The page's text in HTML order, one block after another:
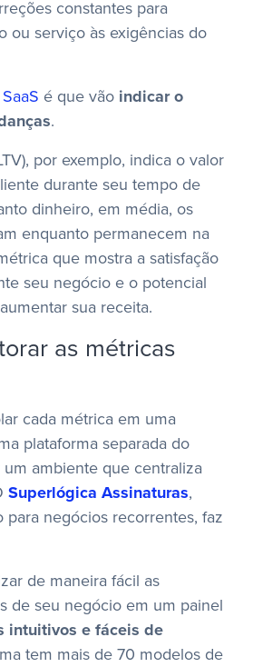
constantes para
ou serviço às exigências do
é que vão indicar o
.
por exemplo, indica o valor
durante seu tempo de
dinheiro, em média, os
enquanto permanecem na
que mostra a satisfação
seu negócio e o potencial
sua receita.
as métricas
cada métrica em uma
plataforma separada do
um ambiente que centraliza
Superlógica Assinaturas,
para negócios recorrentes, faz
de maneira fácil as
de seu negócio em um painel
intuitivos e fáceis de
tem mais de 70 modelos de